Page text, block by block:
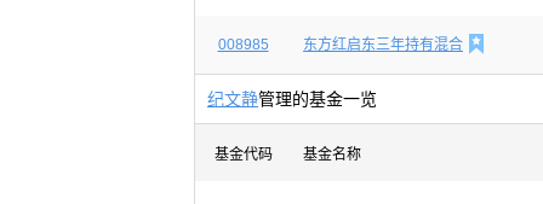
008985 东方红启东三年持有混合 
纪文静管理的基金一览
基金代码 基金名称